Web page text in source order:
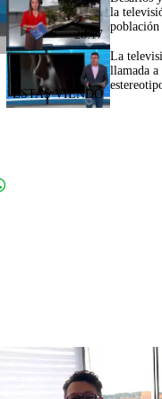
28:17
la
población
La
llamada